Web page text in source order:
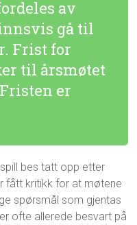
av
gå til
Frist for
til årsmøtet
er
bes tatt opp etter
fått kritikk for at møtene
spørsmål som gjentas
ofte allerede besvart på